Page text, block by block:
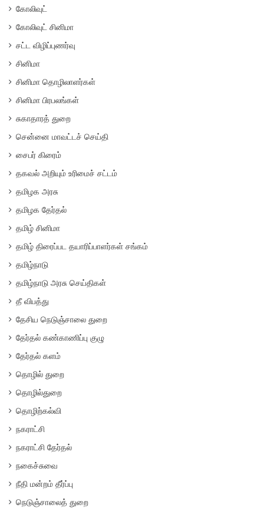
கோலிவுட்
கோலிவுட் சினிமா
சட்ட விழிப்புணர்வு
சினிமா
சினிமா தொழிலாளர்கள்
சினிமா பிரபலங்கள்
சுகாதாரத் துறை
சென்னை மாவட்டச் செய்தி
சைபர் கிரைம்
தகவல் அறியும் உரிமைச் சட்டம்
தமிழக அரசு
தமிழக தேர்தல்
தமிழ் சினிமா
தமிழ் திரைப்பட தயாரிப்பாளர்கள் சங்கம்
தமிழ்நாடு
தமிழ்நாடு அரசு செய்திகள்
தீ விபத்து
தேசிய நெடுஞ்சாலை துறை
தேர்தல் கண்காணிப்பு குழு
தேர்தல் களம்
தொழில் துறை
தொழில்துறை
தொழிற்கல்வி
நகராட்சி
நகராட்சி தேர்தல்
நகைச்சுவை
நீதி மன்றம் தீர்ப்பு
நெடுஞ்சாலைத் துறை